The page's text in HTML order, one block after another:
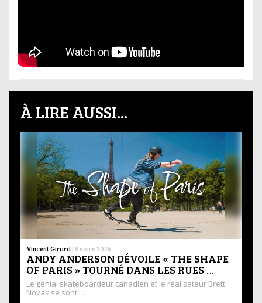
À LIRE AUSSI...
Vincent Girard | 9 mars 2026
ANDY ANDERSON DÉVOILE « THE SHAPE
OF PARIS » TOURNÉ DANS LES RUES …
Le génial skateboardeur canadien et le réalisateur Brett
Novak se sont …